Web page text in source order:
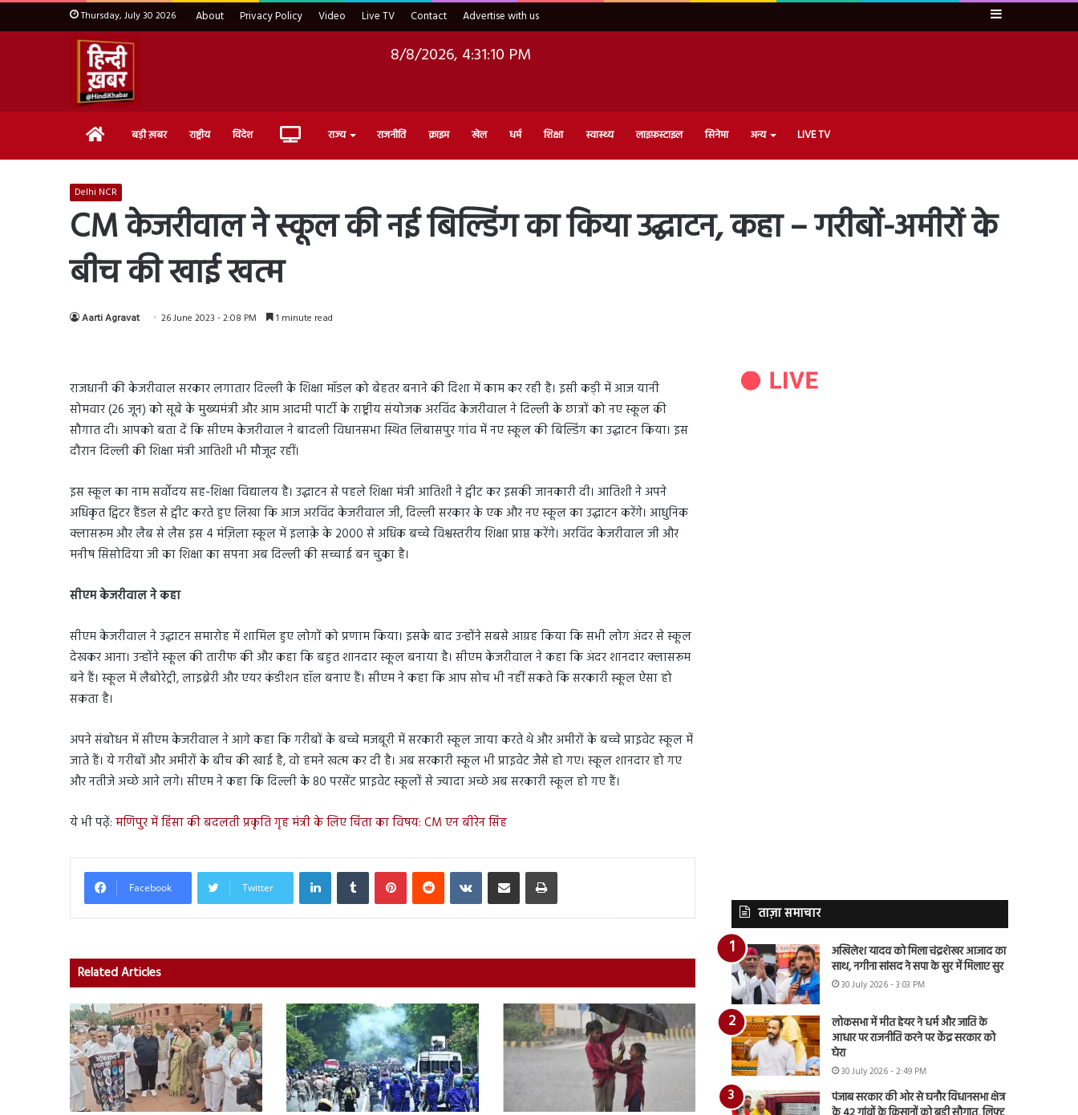
Thursday, July 30 2026 About Privacy Policy Video Live TV Contact Advertise with us Sidebar
8/8/2026, 4:31:12 PM
Home बड़ी ख़बर राष्ट्रीय विदेश Live राज्य राजनीति क्राइम खेल धर्म शिक्षा स्वास्थ्य लाइफ़स्टाइल सिनेमा अन्य LIVE TV
Delhi NCR
CM केजरीवाल ने स्कूल की नई बिल्डिंग का किया उद्घाटन, कहा – गरीबों-अमीरों के
बीच की खाई खत्म
Aarti Agravat 26 June 2023 - 2:08 PM 1 minute read
राजधानी की केजरीवाल सरकार लगातार दिल्ली के शिक्षा मॉडल को बेहतर बनाने की दिशा में काम कर रही है। इसी कड़ी में आज यानी
सोमवार (26 जून) को सूबे के मुख्यमंत्री और आम आदमी पार्टी के राष्ट्रीय संयोजक अरविंद केजरीवाल ने दिल्ली के छात्रों को नए स्कूल की
सौगात दी। आपको बता दें कि सीएम केजरीवाल ने बादली विधानसभा स्थित लिबासपुर गांव में नए स्कूल की बिल्डिंग का उद्घाटन किया। इस
दौरान दिल्ली की शिक्षा मंत्री आतिशी भी मौजूद रहीं।
इस स्कूल का नाम सर्वोदय सह-शिक्षा विद्यालय है। उद्घाटन से पहले शिक्षा मंत्री आतिशी ने ट्वीट कर इसकी जानकारी दी। आतिशी ने अपने
अधिकृत ट्विटर हैंडल से ट्वीट करते हुए लिखा कि आज अरविंद केजरीवाल जी, दिल्ली सरकार के एक और नए स्कूल का उद्घाटन करेंगे। आधुनिक
क्लासरूम और लैब से लैस इस 4 मंज़िला स्कूल में इलाक़े के 2000 से अधिक बच्चे विश्वस्तरीय शिक्षा प्राप्त करेंगे। अरविंद केजरीवाल जी और
मनीष सिसोदिया जी का शिक्षा का सपना अब दिल्ली की सच्चाई बन चुका है।
सीएम केजरीवाल ने कहा
सीएम केजरीवाल ने उद्घाटन समारोह में शामिल हुए लोगों को प्रणाम किया। इसके बाद उन्होंने सबसे आग्रह किया कि सभी लोग अंदर से स्कूल
देखकर आना। उन्होंने स्कूल की तारीफ की और कहा कि बहुत शानदार स्कूल बनाया है। सीएम केजरीवाल ने कहा कि अंदर शानदार क्लासरूम
बने हैं। स्कूल में लैबोरेट्री, लाइब्रेरी और एयर कंडीशन हॉल बनाए हैं। सीएम ने कहा कि आप सोच भी नहीं सकते कि सरकारी स्कूल ऐसा हो
सकता है।
अपने संबोधन में सीएम केजरीवाल ने आगे कहा कि गरीबों के बच्चे मजबूरी में सरकारी स्कूल जाया करते थे और अमीरों के बच्चे प्राइवेट स्कूल में
जाते हैं। ये गरीबों और अमीरों के बीच की खाई है, वो हमने खत्म कर दी है। अब सरकारी स्कूल भी प्राइवेट जैसे हो गए। स्कूल शानदार हो गए
और नतीजे अच्छे आने लगे। सीएम ने कहा कि दिल्ली के 80 परसेंट प्राइवेट स्कूलों से ज्यादा अच्छे अब सरकारी स्कूल हो गए हैं।
ये भी पढ़ें: मणिपुर में हिंसा की बदलती प्रकृति गृह मंत्री के लिए चिंता का विषय: CM एन बीरेन सिंह
Facebook Twitter
LinkedInTumblr PinterestReddit VKontakteShare via Email Print
Related Articles
ताज़ा समाचार
अखिलेश यादव को मिला चंद्रशेखर आजाद का
साथ, नगीना सांसद ने सपा के सुर में मिलाए सुर
30 July 2026 - 3:03 PM
लोकसभा में मीत हेयर ने धर्म और जाति के
आधार पर राजनीति करने पर केंद्र सरकार को
घेरा
30 July 2026 - 2:49 PM
पंजाब सरकार की ओर से घनौर विधानसभा क्षेत्र